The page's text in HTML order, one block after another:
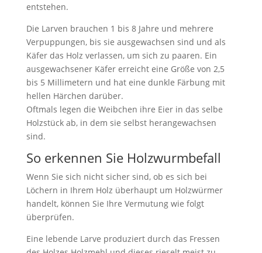
entstehen.
Die Larven brauchen 1 bis 8 Jahre und mehrere
Verpuppungen, bis sie ausgewachsen sind und als
Käfer das Holz verlassen, um sich zu paaren. Ein
ausgewachsener Käfer erreicht eine Größe von 2,5
bis 5 Millimetern und hat eine dunkle Färbung mit
hellen Härchen darüber.
Oftmals legen die Weibchen ihre Eier in das selbe
Holzstück ab, in dem sie selbst herangewachsen
sind.
So erkennen Sie Holzwurmbefall
Wenn Sie sich nicht sicher sind, ob es sich bei
Löchern in Ihrem Holz überhaupt um Holzwürmer
handelt, können Sie Ihre Vermutung wie folgt
überprüfen.
Eine lebende Larve produziert durch das Fressen